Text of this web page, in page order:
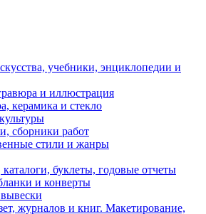
учебники, энциклопедии и
и иллюстрация
керамика и стекло
сборники работ
стили и жанры
буклеты, годовые отчеты
и конверты
журналов и книг. Макетирование,